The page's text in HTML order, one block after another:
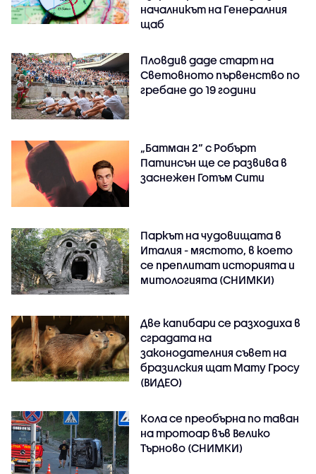
началникът на Генералния
щаб
Пловдив даде старт на
Световното първенство по
гребане до 19 години
„Батман 2“ с Робърт
Патинсън ще се развива в
заснежен Готъм Сити
Паркът на чудовищата в
Италия - мястото, в което
се преплитат историята и
митологията (СНИМКИ)
Две капибари се разходиха в
сградата на
законодателния съвет на
бразилския щат Мату Гросу
(ВИДЕО)
Кола се преобърна по таван
на тротоар във Велико
Търново (СНИМКИ)